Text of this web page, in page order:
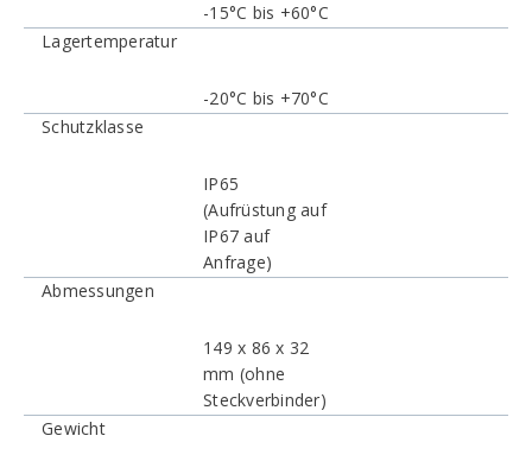
-15°C bis +60°C
Lagertemperatur
-20°C bis +70°C
Schutzklasse
IP65
(Aufrüstung auf
IP67 auf
Anfrage)
Abmessungen
149 x 86 x 32
mm (ohne
Steckverbinder)
Gewicht